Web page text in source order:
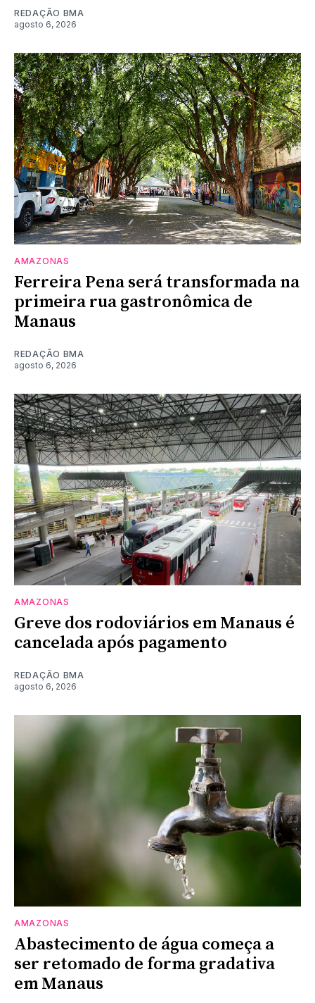
REDAÇÃO BMA
agosto 6, 2026
AMAZONAS
Ferreira Pena será transformada na
primeira rua gastronômica de
Manaus
REDAÇÃO BMA
agosto 6, 2026
AMAZONAS
Greve dos rodoviários em Manaus é
cancelada após pagamento
REDAÇÃO BMA
agosto 6, 2026
AMAZONAS
Abastecimento de água começa a
ser retomado de forma gradativa
em Manaus